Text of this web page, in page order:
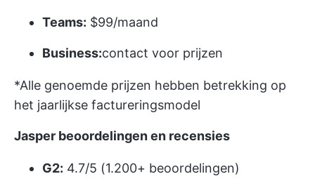
Teams: $99/maand
Business:contact voor prijzen
*Alle genoemde prijzen hebben betrekking op
het jaarlijkse factureringsmodel
Jasper beoordelingen en recensies
G2: 4.7/5 (1.200+ beoordelingen)